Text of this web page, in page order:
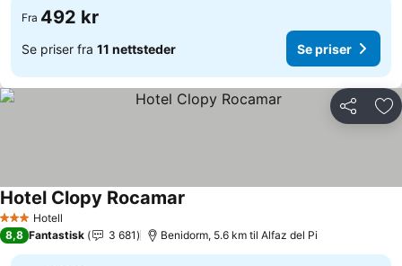
Fra 492 kr
Se priser fra 11 nettsteder Se priser
Del
3 StjernerHotell
Hotel Clopy Rocamar
8,8 Fantastisk 3 681 Benidorm, 5.6 km til Alfaz del Pi